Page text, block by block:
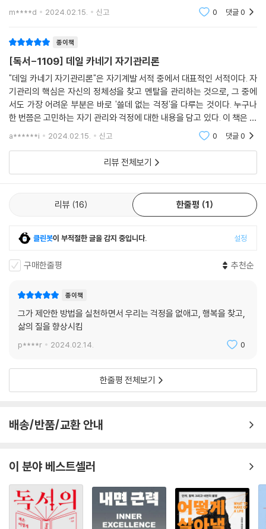
한 번 찾아 읽기를 망설이지 않는다. 마침 새해를 맞은데
m****d 2024.02.15. 신고 0 댓글0
종이책
[독서-1109] 데일 카네기 자기관리론
"데일 카네기 자기관리론"은 자기계발 서적 중에서 대표적인 서적이다. 자
기관리의 핵심은 자신의 정체성을 찾고 멘탈을 관리하는 것으로, 그 중에
서도 가장 어려운 부분은 바로 '쓸데 없는 걱정'을 다루는 것이다. 누구나
한 번쯤은 고민하는 자기 관리와 걱정에 대한 내용을 담고 있다. 이 책은 이
러한 걱정에 대한 해결책을 제시하고 있다. 데일 카네기의 저서는 현실적
a******i 2024.02.15. 신고 0 댓글0
리뷰 전체보기
리뷰 16 한줄평 1
클린봇이 부적절한 글을 감지 중입니다. 설정
구매한줄평 추천순
종이책
그가 제안한 방법을 실천하면서 우리는 걱정을 없애고, 행복을 찾고,
삶의 질을 향상시킴
p****r 2024.02.14. 0
한줄평 전체보기
배송/반품/교환 안내
이 분야 베스트셀러